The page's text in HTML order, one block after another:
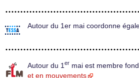
Autour du 1er mai coordonne
Autour du 1 er mai est membre
et en mouvements